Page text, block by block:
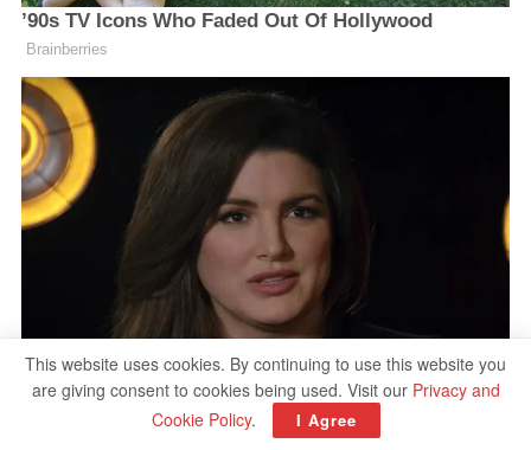
This website uses cookies. By continuing to use this website you
are giving consent to cookies being used. Visit our Privacy and
Cookie Policy. I Agree